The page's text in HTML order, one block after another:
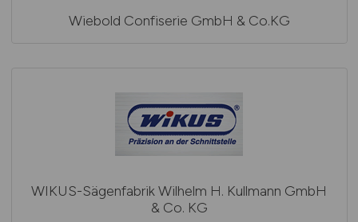
Wiebold Confiserie GmbH & Co.KG
WIKUS-Sägenfabrik Wilhelm H. Kullmann GmbH
& Co. KG